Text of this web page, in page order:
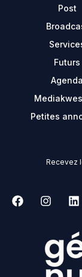
Post
Futurs
Agenda
Petites
Recevez